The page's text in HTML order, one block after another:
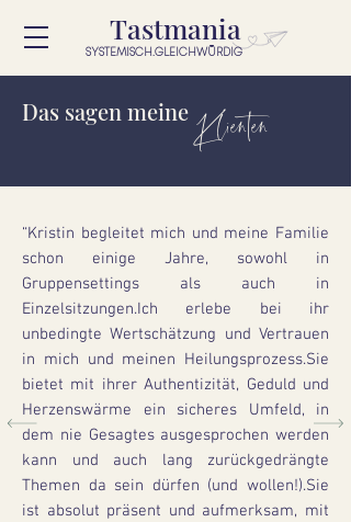
Tastmania
SYSTEMISCH.GLEICHWÜRDIG
Das sagen meine Klienten
“Kristin begleitet mich und meine Familie
schon einige Jahre, sowohl in
Gruppensettings als auch in
Einzelsitzungen.Ich erlebe bei ihr
unbedingte Wertschätzung und Vertrauen
in mich und meinen Heilungsprozess.Sie
bietet mit ihrer Authentizität, Geduld und
Herzenswärme ein sicheres Umfeld, in
dem nie Gesagtes ausgesprochen werden
kann und auch lang zurückgedrängte
Themen da sein dürfen (und wollen!).Sie
ist absolut präsent und aufmerksam, mit